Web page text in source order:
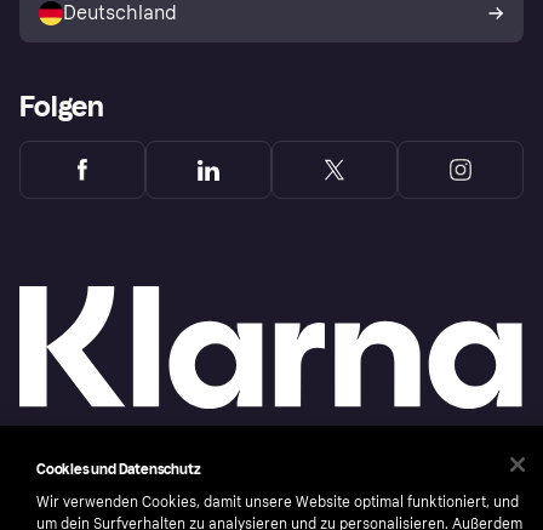
Käuferschutzrichtlinie
Deutschland
Folgen
rights reserved. Klarna Bank AB (publ). Sveavägen 46, 111 34 Stockholm. Organization
number: 556737-0431
Cookies und Datenschutz
Wir verwenden Cookies, damit unsere Website optimal funktioniert, und
um dein Surfverhalten zu analysieren und zu personalisieren. Außerdem